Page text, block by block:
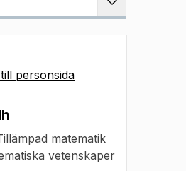
personsida
matematik
vetenskaper